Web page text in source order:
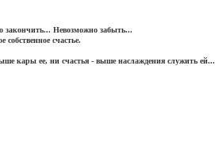
Невозможно забыть...
собственное счастье.
кары ее, ни счастья - выше наслаждения служить ей...